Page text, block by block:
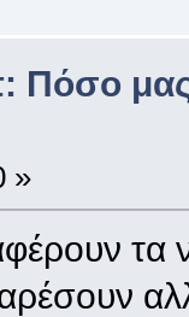
Πόσο μας
»